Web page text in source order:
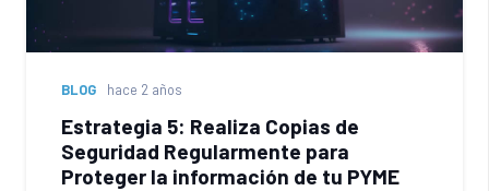
BLOG hace 2 años
Estrategia 5: Realiza Copias de
Seguridad Regularmente para
Proteger la información de tu PYME